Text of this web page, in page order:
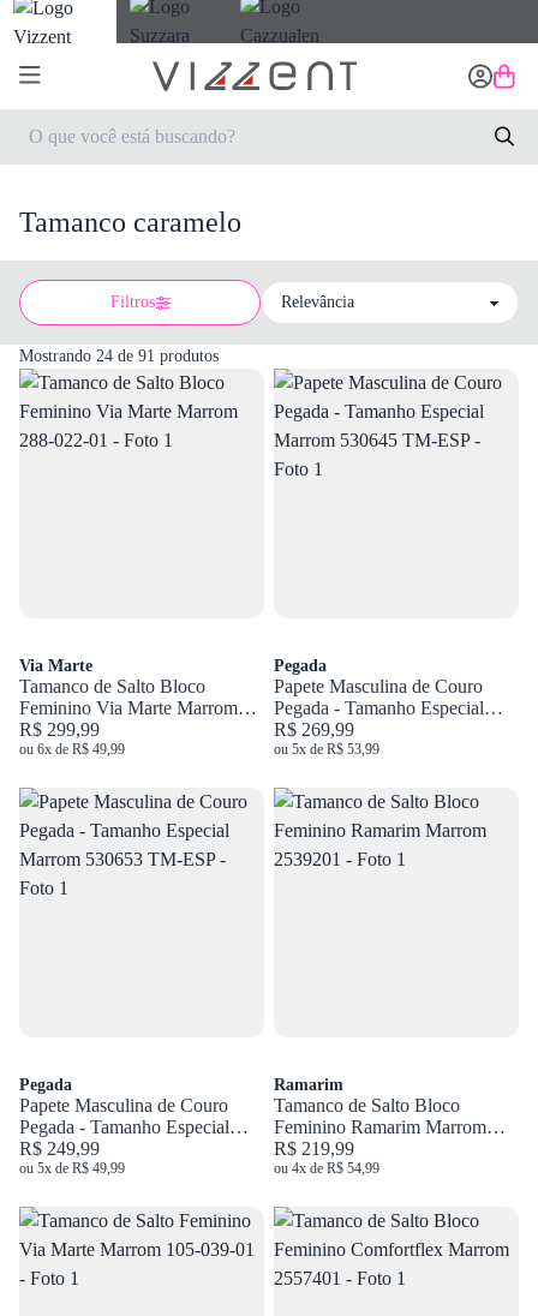
Tamanco caramelo
Filtros
Sort by
Mostrando 24 de 91 produtos
Via Marte
Tamanco de Salto Bloco
Feminino Via Marte Marrom
288-022-01
R$ 299,99
ou 6x de R$ 49,99
Pegada
Papete Masculina de Couro
Pegada - Tamanho Especial
Marrom 530645 TM-ESP
R$ 269,99
ou 5x de R$ 53,99
Pegada
Papete Masculina de Couro
Pegada - Tamanho Especial
Marrom 530653 TM-ESP
R$ 249,99
ou 5x de R$ 49,99
Ramarim
Tamanco de Salto Bloco
Feminino Ramarim Marrom
2539201
R$ 219,99
ou 4x de R$ 54,99